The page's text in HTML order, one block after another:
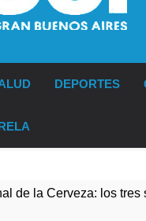
DEPORTES
los tres secretos para